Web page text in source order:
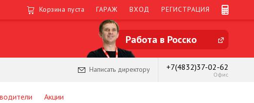
Корзина пуста ГАРАЖ ВХОД РЕГИСТРАЦИЯ
Работа в Росско
Написать директору +7(4832)37-02-62
Офис
Акции